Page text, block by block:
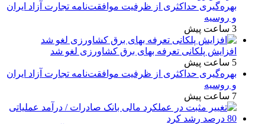
بهره‌گیری حداکثری از ظرفیت موافقت‌نامه تجارت آزاد ایران
و روسیه
3 ساعت پیش
افزایش پلکانی تعرفه بهای برق کشاورزی لغو شد
5 ساعت پیش
بهره‌گیری حداکثری از ظرفیت موافقت‌نامه تجارت آزاد ایران
و روسیه
7 ساعت پیش